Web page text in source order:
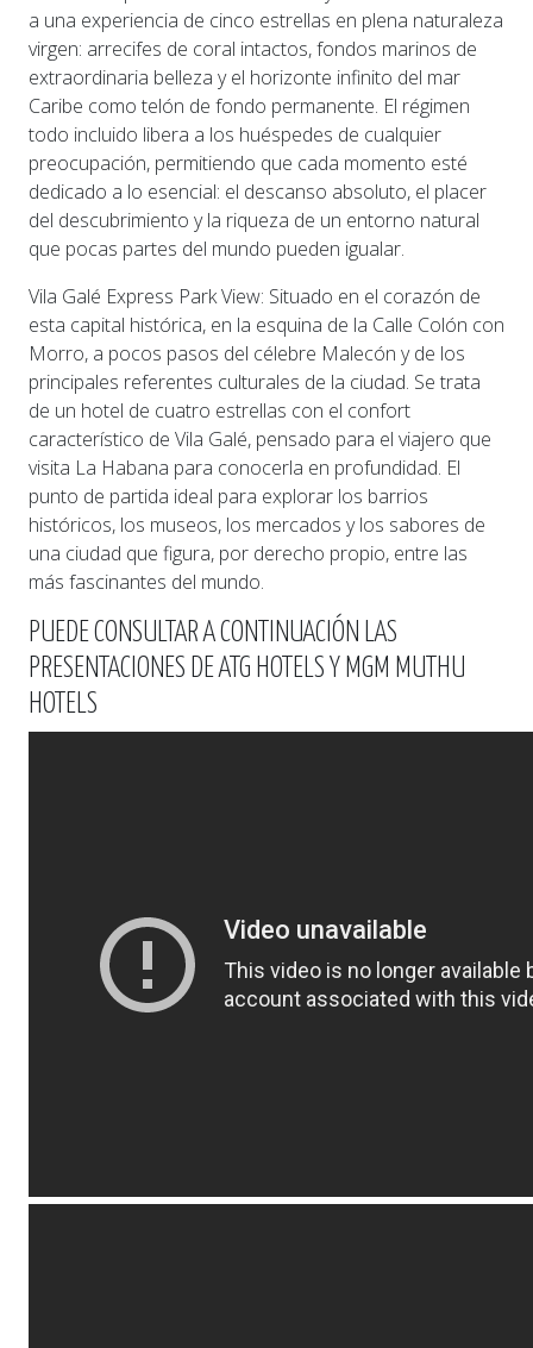
a una experiencia de cinco estrellas en plena naturaleza
virgen: arrecifes de coral intactos, fondos marinos de
extraordinaria belleza y el horizonte infinito del mar
Caribe como telón de fondo permanente. El régimen
todo incluido libera a los huéspedes de cualquier
preocupación, permitiendo que cada momento esté
dedicado a lo esencial: el descanso absoluto, el placer
del descubrimiento y la riqueza de un entorno natural
que pocas partes del mundo pueden igualar.
Vila Galé Express Park View: Situado en el corazón de
esta capital histórica, en la esquina de la Calle Colón con
Morro, a pocos pasos del célebre Malecón y de los
principales referentes culturales de la ciudad. Se trata
de un hotel de cuatro estrellas con el confort
característico de Vila Galé, pensado para el viajero que
visita La Habana para conocerla en profundidad. El
punto de partida ideal para explorar los barrios
históricos, los museos, los mercados y los sabores de
una ciudad que figura, por derecho propio, entre las
más fascinantes del mundo.
PUEDE CONSULTAR A CONTINUACIÓN LAS
PRESENTACIONES DE ATG HOTELS Y MGM MUTHU
HOTELS